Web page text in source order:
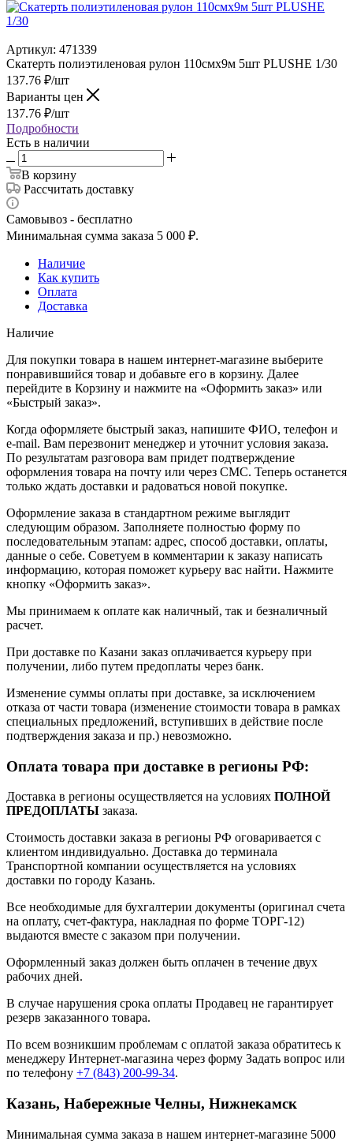
Артикул: 471339
Скатерть полиэтиленовая рулон 110смх9м 5шт PLUSHE 1/30
137.76 ₽/шт
Варианты цен
137.76 ₽/шт
Подробности
Есть в наличии
В корзину
Рассчитать доставку
Самовывоз - бесплатно
Минимальная сумма заказа 5 000 ₽.
Наличие
Как купить
Оплата
Доставка
Наличие
Для покупки товара в нашем интернет-магазине выберите
понравившийся товар и добавьте его в корзину. Далее
перейдите в Корзину и нажмите на «Оформить заказ» или
«Быстрый заказ».
Когда оформляете быстрый заказ, напишите ФИО, телефон и
e-mail. Вам перезвонит менеджер и уточнит условия заказа.
По результатам разговора вам придет подтверждение
оформления товара на почту или через СМС. Теперь останется
только ждать доставки и радоваться новой покупке.
Оформление заказа в стандартном режиме выглядит
следующим образом. Заполняете полностью форму по
последовательным этапам: адрес, способ доставки, оплаты,
данные о себе. Советуем в комментарии к заказу написать
информацию, которая поможет курьеру вас найти. Нажмите
кнопку «Оформить заказ».
Мы принимаем к оплате как наличный, так и безналичный
расчет.
При доставке по Казани заказ оплачивается курьеру при
получении, либо путем предоплаты через банк.
Изменение суммы оплаты при доставке, за исключением
отказа от части товара (изменение стоимости товара в рамках
специальных предложений, вступивших в действие после
подтверждения заказа и пр.) невозможно.
Оплата товара при доставке в регионы РФ:
Доставка в регионы осуществляется на условиях ПОЛНОЙ
ПРЕДОПЛАТЫ заказа.
Стоимость доставки заказа в регионы РФ оговаривается с
клиентом индивидуально. Доставка до терминала
Транспортной компании осуществляется на условиях
доставки по городу Казань.
Все необходимые для бухгалтерии документы (оригинал счета
на оплату, счет-фактура, накладная по форме ТОРГ-12)
выдаются вместе с заказом при получении.
Оформленный заказ должен быть оплачен в течение двух
рабочих дней.
В случае нарушения срока оплаты Продавец не гарантирует
резерв заказанного товара.
По всем возникшим проблемам с оплатой заказа обратитесь к
менеджеру Интернет-магазина через форму Задать вопрос или
по телефону +7 (843) 200-99-34.
Казань, Набережные Челны, Нижнекамск
Минимальная сумма заказа в нашем интернет-магазине 5000